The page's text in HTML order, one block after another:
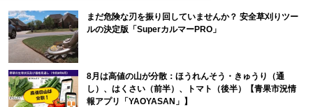
まだ危険な刃を振り回していませんか？ 安全草刈りツー
ルの決定版「SuperカルマーPRO」
8月は高値の山が分散：ほうれんそう・きゅうり（通
し）、はくさい（前半）、トマト（後半）【青果市況情
報アプリ「YAOYASAN」】